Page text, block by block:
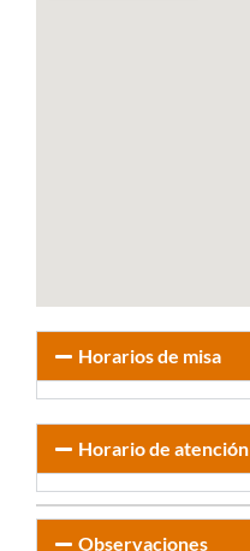
Horarios de misa
Horario de atención
Observaciones